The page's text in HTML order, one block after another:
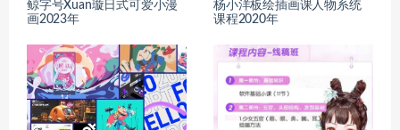
鲸字号Xuan璇日式可爱小漫
画2023年
杨小洋板绘插画课人物系统
课程2020年